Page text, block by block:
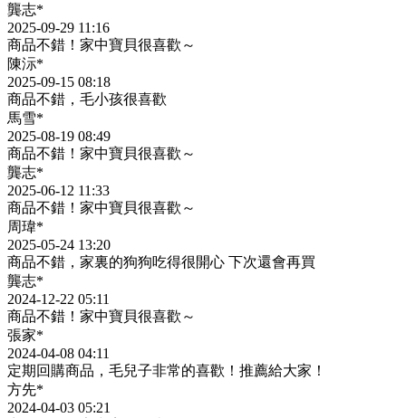
龔志*
2025-09-29 11:16
商品不錯！家中寶貝很喜歡～
陳沶*
2025-09-15 08:18
商品不錯，毛小孩很喜歡
馬雪*
2025-08-19 08:49
商品不錯！家中寶貝很喜歡～
龔志*
2025-06-12 11:33
商品不錯！家中寶貝很喜歡～
周瑋*
2025-05-24 13:20
商品不錯，家裏的狗狗吃得很開心 下次還會再買
龔志*
2024-12-22 05:11
商品不錯！家中寶貝很喜歡～
張家*
2024-04-08 04:11
定期回購商品，毛兒子非常的喜歡！推薦給大家！
方先*
2024-04-03 05:21